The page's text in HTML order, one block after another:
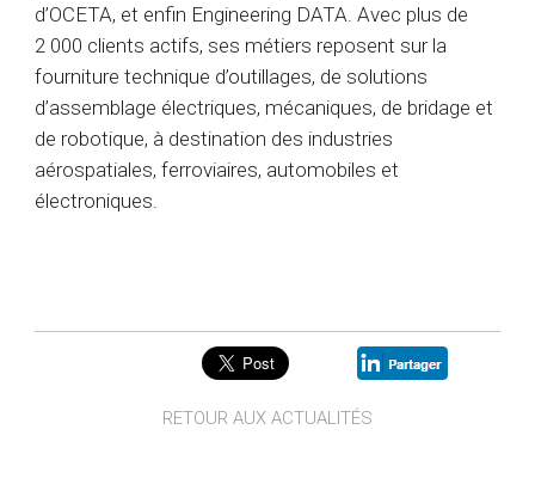
d’OCETA, et enfin Engineering DATA. Avec plus de
2 000 clients actifs, ses métiers reposent sur la
fourniture technique d’outillages, de solutions
d’assemblage électriques, mécaniques, de bridage et
de robotique, à destination des industries
aérospatiales, ferroviaires, automobiles et
électroniques.
RETOUR AUX ACTUALITÉS